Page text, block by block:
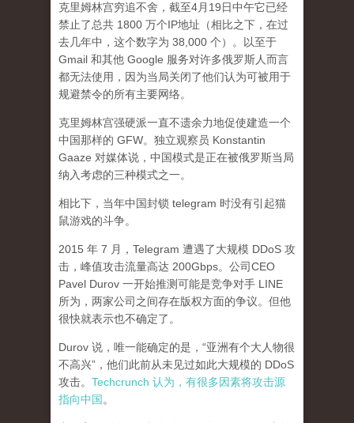
克里姆林宫穷追不舍，截至4月19日中午它已经
禁止了总共 1800 万个IP地址（相比之下，在过
去几年中，这个数字为 38,000 个）。以至于
Gmail 和其他 Google 服务对许多俄罗斯人而言
都无法使用，因为当局关闭了他们认为可被用于
规避禁令的所有主要网络。
克里姆林宫强硬派一直不遗余力地促使建造一个
中国那样的 GFW。独立观察员 Konstantin
Gaaze 对媒体说，中国模式是正在被俄罗斯当局
纳入考虑的三种模式之一。
相比下，当年中国封锁 telegram 时没有引起猫
鼠游戏的斗争。
2015 年 7 月，Telegram 遭遇了大规模 DDoS 攻
击，峰值攻击流量高达 200Gbps。公司CEO
Pavel Durov 一开始推测可能是竞争对手 LINE
所为，两家公司之间存在版权方面的争议。但他
很快就表示也不确定了。
Durov 说，唯一能确定的是，“亚洲有个大人物很
不高兴”，他们此前从未见过如此大规模的 DDoS
攻击。 Techcrunch 认为，有很多因素将攻击源
指向中国 。